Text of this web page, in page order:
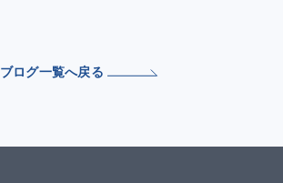
ブログ一覧へ戻る